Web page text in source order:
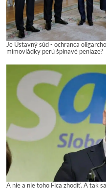
Je Ústavný súd - ochranca
mimovládky perú špinavé peniaze?
A nie a nie toho Fica zhodiť. A tak